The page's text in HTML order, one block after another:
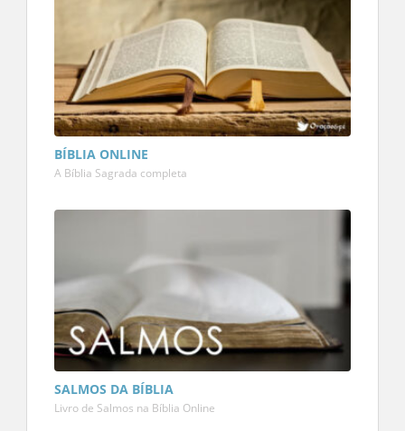
BÍBLIA ONLINE
A Bíblia Sagrada completa
SALMOS DA BÍBLIA
Livro de Salmos na Bíblia Online